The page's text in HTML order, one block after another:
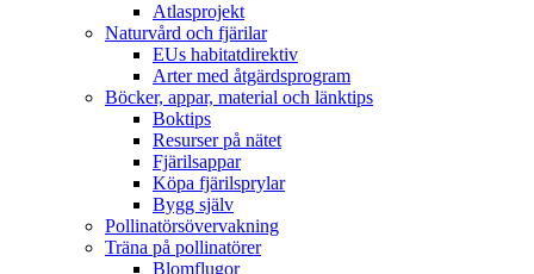
Atlasprojekt
Naturvård och fjärilar
EUs habitatdirektiv
Arter med åtgärdsprogram
Böcker, appar, material och länktips
Boktips
Resurser på nätet
Fjärilsappar
Köpa fjärilsprylar
Bygg själv
Pollinatörsövervakning
Träna på pollinatörer
Blomflugor